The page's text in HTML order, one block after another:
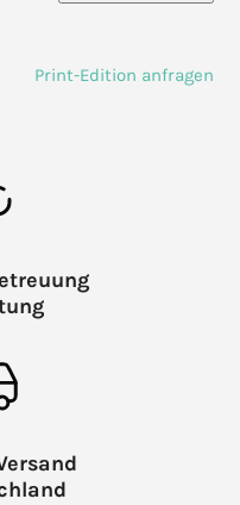
Print-Edition anfragen